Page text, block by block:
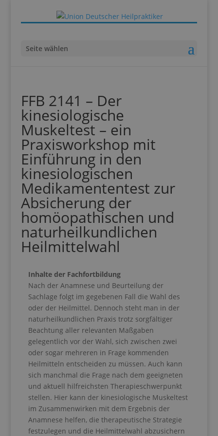
Seite wählen
FFB 2141 – Der
kinesiologische
Muskeltest – ein
Praxisworkshop mit
Einführung in den
kinesiologischen
Medikamententest zur
Absicherung der
homöopathischen und
naturheilkundlichen
Heilmittelwahl
Inhalte der Fachfortbildung
Nach der Anamnese und Beurteilung der
Sachlage folgt im gegebenen Fall die Wahl des
oder der Heilmittel. Dennoch steht man in der
naturheilkundlichen Praxis trotz sorgfältiger
Beachtung aller relevanten Maßgaben
gelegentlich vor der Wahl, sich zwischen zwei
oder sogar mehreren in Frage kommenden
Heilmitteln entscheiden zu müssen. Auch kann
sich manchmal die Frage nach dem geeigneten
und aktuell hilfreichsten Therapieschwerpunkt
stellen. Hier kann der kinesiologische Muskeltest
im Zusammenwirken mit dem Ergebnis der
Anamnese helfen, die therapeutische Strategie
festzulegen und die Heilmittelwahl abzusichern